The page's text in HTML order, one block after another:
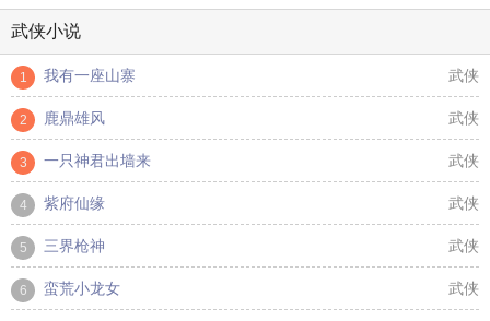
武侠小说
1 我有一座山寨 武侠
2 鹿鼎雄风 武侠
3 一只神君出墙来 武侠
4 紫府仙缘 武侠
5 三界枪神 武侠
6 蛮荒小龙女 武侠